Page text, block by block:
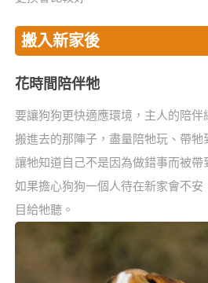
搬入新家後
花時間陪伴牠
要讓狗狗更快適應環境，主人的陪伴
搬進去的那陣子，盡量陪牠玩、帶牠
讓牠知道自己不是因為做錯事而被帶
如果擔心狗狗一個人待在新家會不安
目給牠聽。